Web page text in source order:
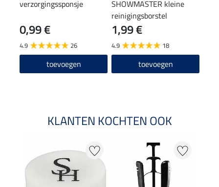
verzorgingssponsje
0,99 €
4.9 26
toevoegen
SHOWMASTER kleine
reinigingsborstel
1,99 €
4.9 18
toevoegen
KLANTEN KOCHTEN OOK